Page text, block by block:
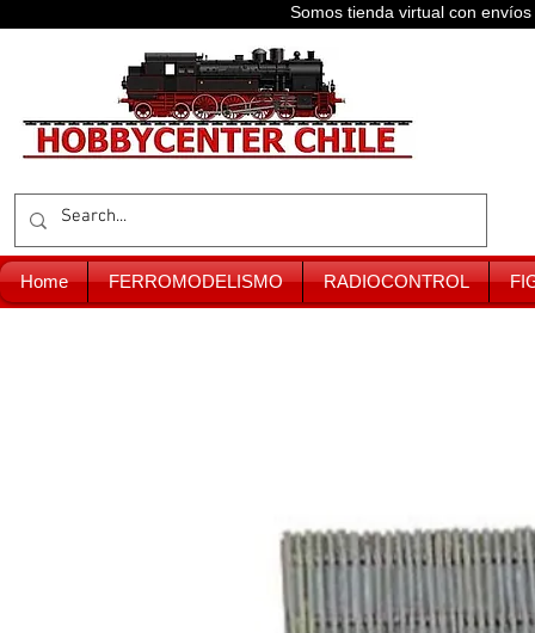
Somos tienda virtual con
Home FERROMODELISMO RADIOCONTROL